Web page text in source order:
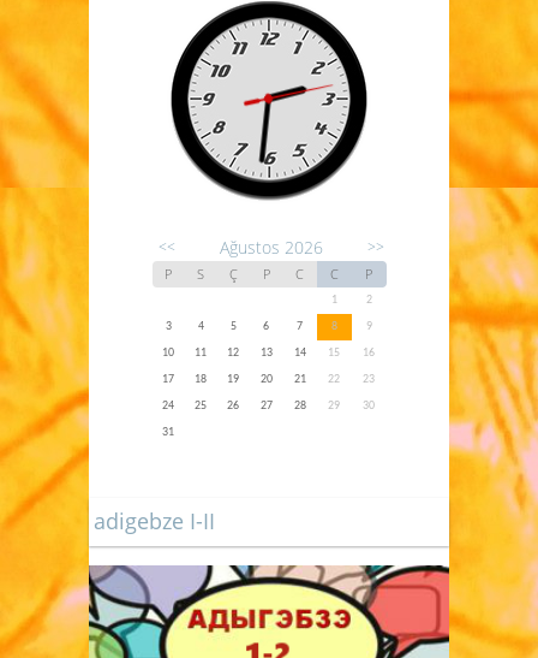
<< Ağustos 2026 >>
P S Ç P C C P
1
2
3
4 5 6 7 8
9
10
11 12 13 14 15
16
17
18 19 20 21 22
23
24
25 26 27 28 29
30
31
adigebze I-II